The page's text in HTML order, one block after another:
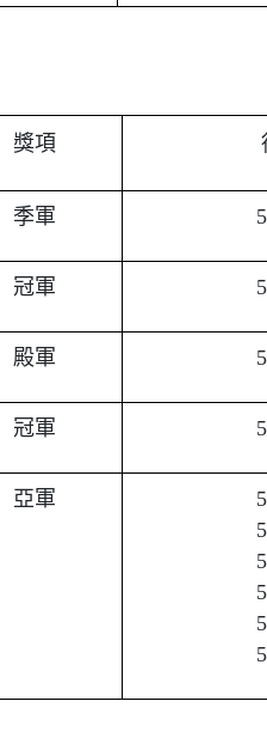
獎項
季軍
冠軍
殿軍
冠軍
亞軍